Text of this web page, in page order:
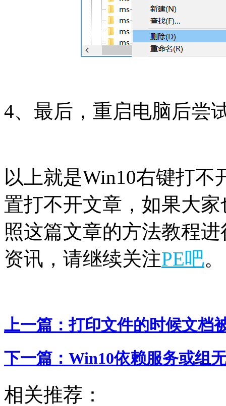
4、最后，重启电脑后尝
以上就是Win10右键打不
置打不开文章，如果大
照这篇文章的方法教程
资讯，请继续关注PE吧。
上一篇：打印文件的时候文档
下一篇： Win10依赖服务或组
相关推荐：